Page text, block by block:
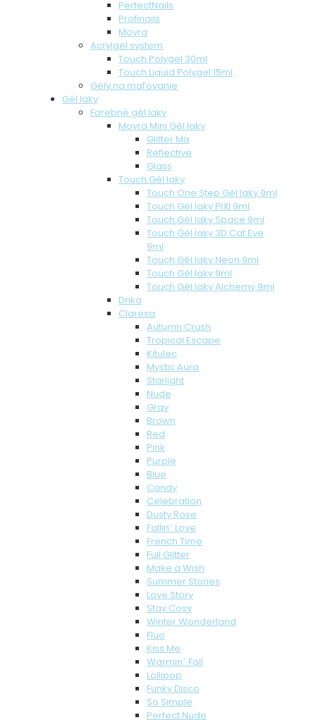
PerfectNails
Profinails
Moyra
Acrylgel system
Touch Polygel 30ml
Touch Liquid Polygel 15ml
Gély na maľovanie
Gél laky
Farebné gél laky
Moyra Mini Gél laky
Glitter Mix
Reflective
Glass
Touch Gél laky
Touch One Step Gél laky 9ml
Touch Gél laky PIXI 9ml
Touch Gél laky Space 9ml
Touch Gél laky 3D Cat Eye
9ml
Touch Gél laky Neon 9ml
Touch Gél laky 9ml
Touch Gél laky Alchemy 9ml
Dnka
Claresa
Autumn Crush
Tropical Escape
Kitulec
Mystic Aura
Starlight
Nude
Gray
Brown
Red
Pink
Purple
Blue
Candy
Celebration
Dusty Rose
Fallin´ Love
French Time
Full Glitter
Make a Wish
Summer Stories
Love Story
Stay Cosy
Winter Wonderland
Fluo
Kiss Me
Warmin´ Fall
Lollipop
Funky Disco
So Simple
Perfect Nude